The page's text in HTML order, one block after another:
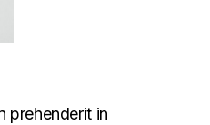
prehenderit in